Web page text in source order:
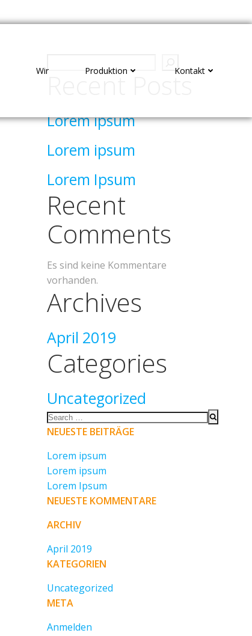
Wir Produktion Kontakt
Recent Posts
Lorem ipsum
Lorem ipsum
Lorem Ipsum
Recent
Comments
Es sind keine Kommentare
vorhanden.
Archives
April 2019
Categories
Uncategorized
NEUESTE BEITRÄGE
Lorem ipsum
Lorem ipsum
Lorem Ipsum
NEUESTE KOMMENTARE
ARCHIV
April 2019
KATEGORIEN
Uncategorized
META
Anmelden